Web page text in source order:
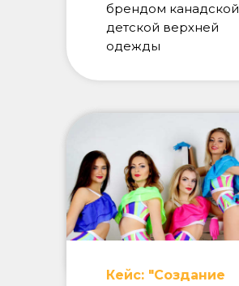
брендом канадской
детской верхней
одежды
Кейс: "Создание